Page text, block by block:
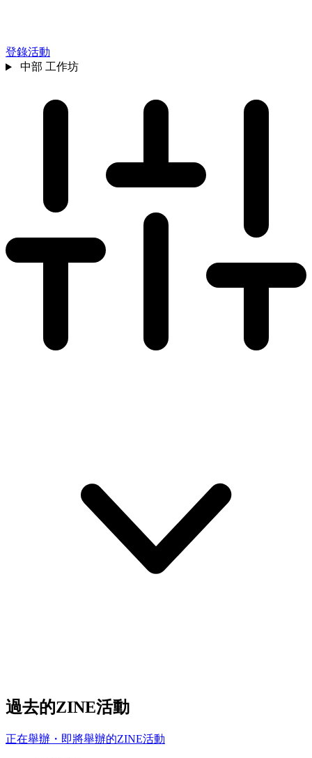
登錄活動
中部 工作坊
過去的ZINE活動
正在舉辦・即將舉辦的ZINE活動